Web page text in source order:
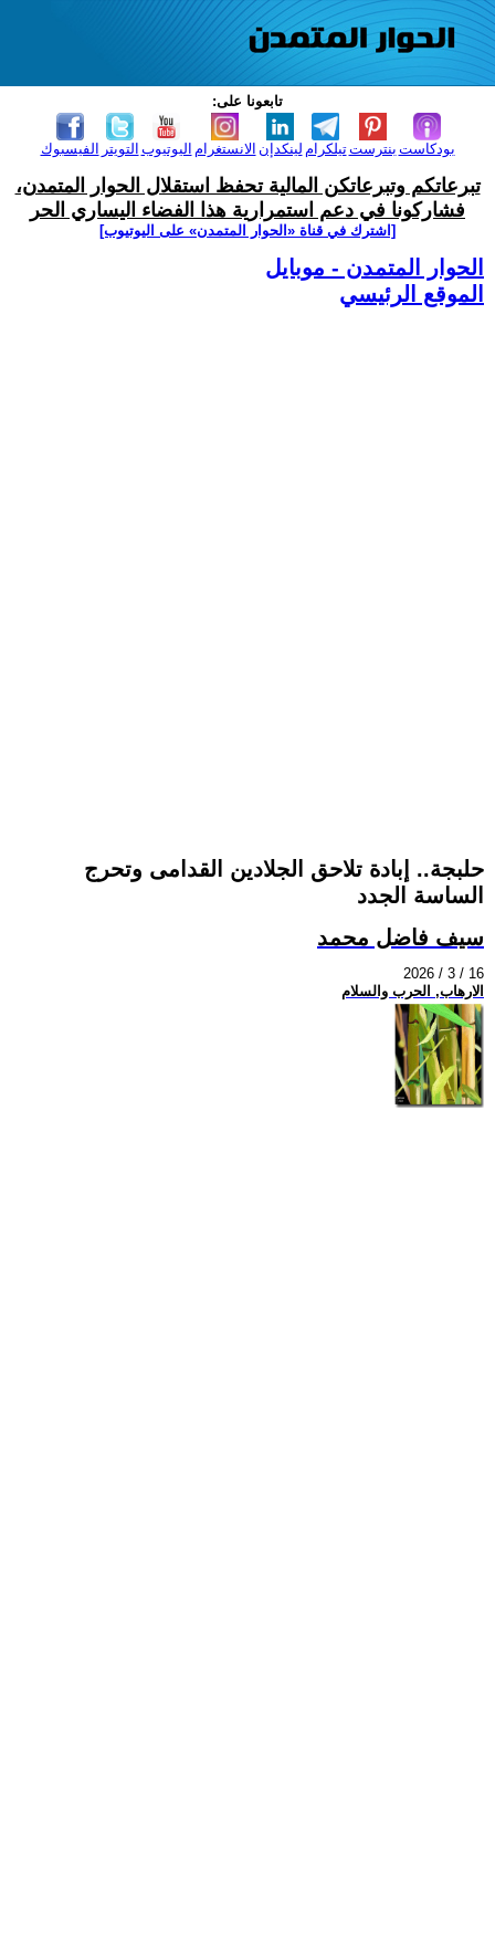
تابعونا على:
الفيسبوك التويتر اليوتيوب الانستغرام لينكدإن تيلكرامبنترست بودكاست
تبرعاتكم وتبرعاتكن المالية تحفظ استقلال الحوار المتمدن،
فشاركونا في دعم استمرارية هذا الفضاء اليساري الحر
[اشترك في قناة ‫«الحوار المتمدن» على اليوتيوب]
الحوار المتمدن - موبايل
الموقع الرئيسي
حلبجة.. إبادة تلاحق الجلادين القدامى وتحرج
الساسة الجدد
سيف فاضل محمد
2026 / 3 / 16
الارهاب, الحرب والسلام